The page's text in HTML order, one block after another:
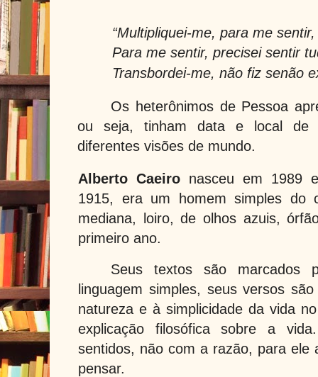
“Multipliquei-me, para me sentir,
Para me sentir, precisei sentir
Transbordei-me, não fiz senão
Os heterônimos de Pessoa
ou seja, tinham data e local de
diferentes visões de mundo.
Alberto Caeiro nasceu em 1989
1915, era um homem simples do
mediana, loiro, de olhos azuis,
primeiro ano.
Seus textos são marcados
linguagem simples, seus versos
natureza e à simplicidade da vida
explicação filosófica sobre a
sentidos, não com a razão, para ele
pensar.